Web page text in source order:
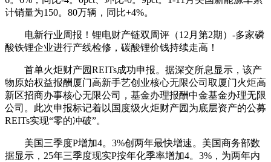
计销量为150。80万辆，同比+4%。
电新行业周报！锂电财产链双周评（12月第2期）-多家磷
酸铁锂企业进行产线检修，碳酸锂价钱持续走高！
首单火炬财产园REITs成功申报。据深交所息显示，该产
物原始权益报酬厦门高新手艺创业核心无限公司取厦门火炬高
新区招商办事核心无限公司，基金办理报酬中金基金办理无限
公司。此次申报标记着以国度级火炬财产园为底层资产的公募
REITs实现“零的冲破”。
美国三季度P增加4。3%创两年最快增速。美国商务部数
据显示，25年三季度现实P按年化季率增加4。3%，为两年内